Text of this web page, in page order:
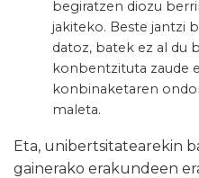
begiratzen diozu
jakiteko. Beste jantzi
datoz, batek ez al du
konbentzituta zaude
konbinaketaren
maleta.
Eta, unibertsitatearekin
gainerako erakundeen